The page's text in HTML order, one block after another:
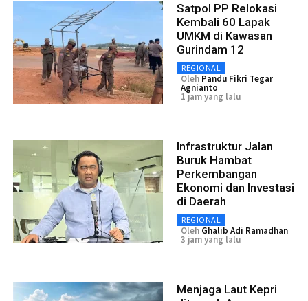
Satpol PP Relokasi
Kembali 60 Lapak
UMKM di Kawasan
Gurindam 12
REGIONAL
Oleh Pandu Fikri Tegar
Agnianto
1 jam yang lalu
Infrastruktur Jalan
Buruk Hambat
Perkembangan
Ekonomi dan Investasi
di Daerah
REGIONAL
Oleh Ghalib Adi Ramadhan
3 jam yang lalu
Menjaga Laut Kepri